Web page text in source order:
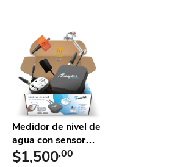
Medidor de nivel de
agua con sensor
ultr...
$1,500.00